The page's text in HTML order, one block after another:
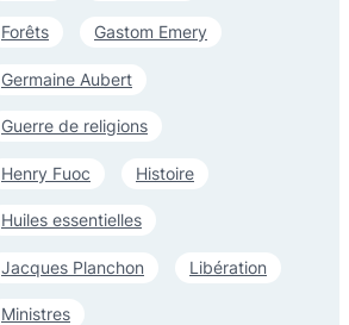
Forêts Gastom Emery
Germaine Aubert
Guerre de religions
Henry Fuoc Histoire
Huiles essentielles
Jacques Planchon Libération
Ministres